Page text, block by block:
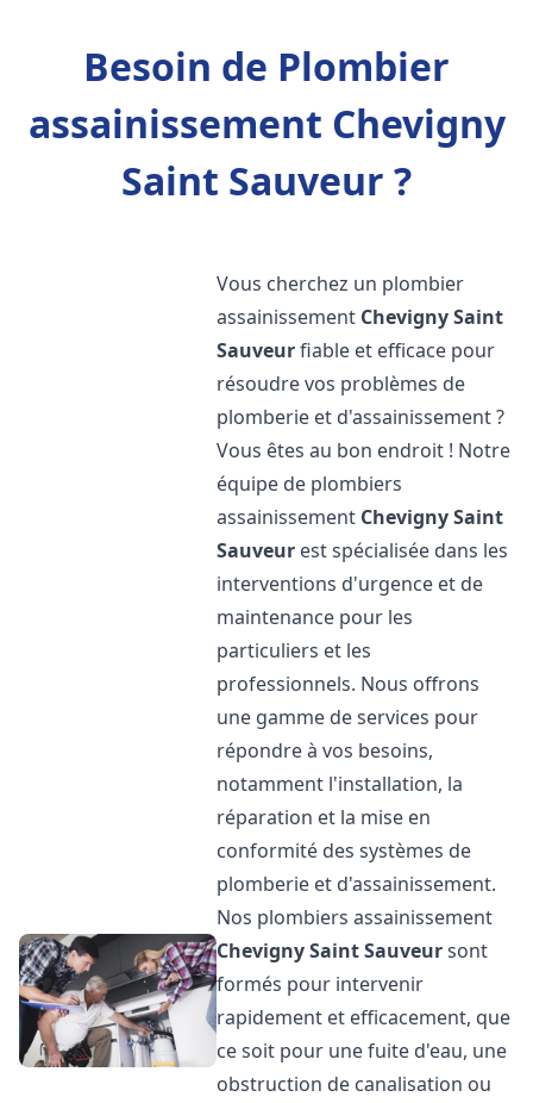
Besoin de Plombier
assainissement Chevigny
Saint Sauveur ?
Vous cherchez un plombier
assainissement Chevigny Saint
Sauveurfiable et efficace pour
résoudre vos problèmes de
plomberie et d'assainissement ?
Vous êtes au bon endroit ! Notre
équipe de plombiers
assainissement Chevigny Saint
Sauveur est spécialisée dans les
interventions d'urgence et de
maintenance pour les
particuliers et les
professionnels. Nous offrons
une gamme de services pour
répondre à vos besoins,
notamment l'installation, la
réparation et la mise en
conformité des systèmes de
plomberie et d'assainissement.
Nos plombiers assainissement
Chevigny Saint Sauveursont
formés pour intervenir
rapidement et efficacement, que
ce soit pour une fuite d'eau, une
obstruction de canalisation ou